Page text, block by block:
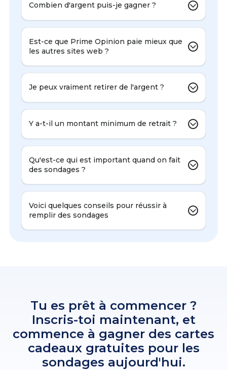
Combien d'argent puis-je gagner ?
Est-ce que Prime Opinion paie mieux que
les autres sites web ?
Je peux vraiment retirer de l'argent ?
Y a-t-il un montant minimum de retrait ?
Qu'est-ce qui est important quand on fait
des sondages ?
Voici quelques conseils pour réussir à
remplir des sondages
Tu es prêt à commencer ?
Inscris-toi maintenant, et
commence à gagner des cartes
cadeaux gratuites pour les
sondages aujourd'hui.